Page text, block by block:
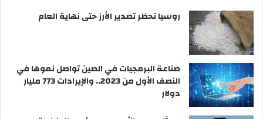
روسيا تحظر تصدير الأرز حتى نهاية العام
صناعة البرمجيات في الصين تواصل نموها في
النصف الأول من 2023.. والإيرادات 773 مليار
دولار